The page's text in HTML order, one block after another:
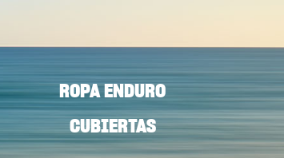
ROPA ENDURO
CUBIERTAS